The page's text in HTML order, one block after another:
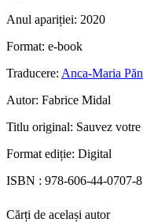
Anul apariției: 2020
Format: e-book
Traducere: Anca-Maria
Autor: Fabrice Midal
Titlu original: Sauvez
Format ediție: Digital
ISBN : 978-606-44-0707-8
Cărți de același autor